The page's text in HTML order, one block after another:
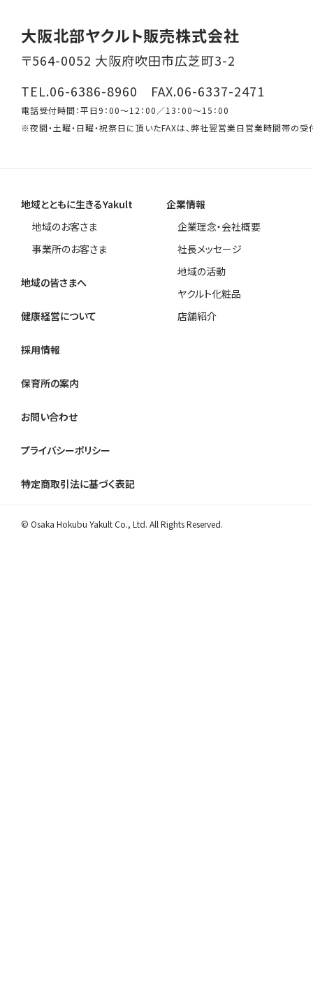
大阪北部ヤクルト販売株式会社
〒564-0052 大阪府吹田市広芝町3-2
TEL.06-6386-8960 FAX.06-6337-2471
電話受付時間：平日9：00～12：00／13：00～15：00
※夜間・土曜・日曜・祝祭日に頂いたFAXは、弊社翌営業日営業時間帯の受
地域とともに生きるYakult
地域のお客さま
事業所のお客さま
地域の皆さまへ
健康経営について
企業情報
企業理念・会社概要
社長メッセージ
地域の活動
ヤクルト化粧品
店舗紹介
採用情報
保育所の案内
お問い合わせ
プライバシーポリシー
特定商取引法に基づく表記
© Osaka Hokubu Yakult Co., Ltd. All Rights Reserved.